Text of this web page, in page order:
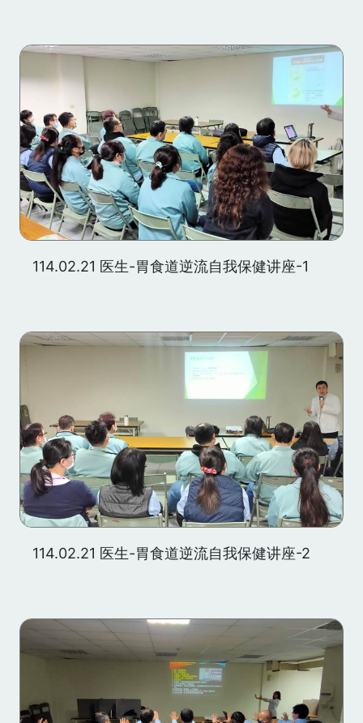
114.02.21 医生-胃食道逆流自我保健讲座-1
114.02.21 医生-胃食道逆流自我保健讲座-2